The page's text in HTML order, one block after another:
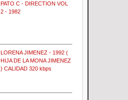
PATO C - DIRECTION VOL
2 - 1982
LORENA JIMENEZ - 1992 (
HIJA DE LA MONA JIMENEZ
) CALIDAD 320 kbps